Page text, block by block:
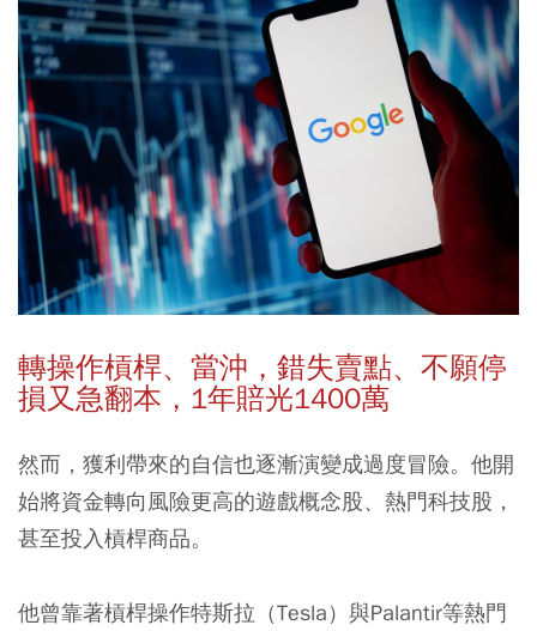
轉操作槓桿、當沖，錯失賣點、不願停
損又急翻本，1年賠光1400萬
然而，獲利帶來的自信也逐漸演變成過度冒險。他開
始將資金轉向風險更高的遊戲概念股、熱門科技股，
甚至投入槓桿商品。
他曾靠著槓桿操作特斯拉（Tesla）與Palantir等熱門